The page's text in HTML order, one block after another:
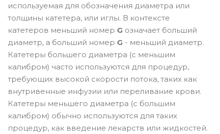
используемая для обозначения диаметра или
толщины катетера, или иглы. В контексте
катетеров меньший номер G означает больший
диаметр, а больший номер G - меньший диаметр.
Катетеры большего диаметра (с меньшим
калибром) часто используются для процедур,
требующих высокой скорости потока, таких как
внутривенные инфузии или переливание крови.
Катетеры меньшего диаметра (с большим
калибром) обычно используются для таких
процедур, как введение лекарств или жидкостей.